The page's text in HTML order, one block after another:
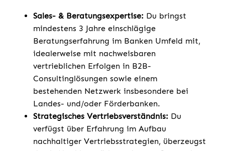
Sales- & Beratungsexpertise: Du bringst
mindestens 3 Jahre einschlägige
Beratungserfahrung im Banken Umfeld mit,
idealerweise mit nachweisbaren
vertrieblichen Erfolgen in B2B-
Consultinglösungen sowie einem
bestehenden Netzwerk insbesondere bei
Landes- und/oder Förderbanken.
Strategisches Vertriebsverständnis: Du
verfügst über Erfahrung im Aufbau
nachhaltiger Vertriebsstrategien, überzeugst